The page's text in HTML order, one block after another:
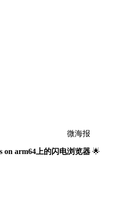
微海报
on arm64上的闪电浏览器 🌟